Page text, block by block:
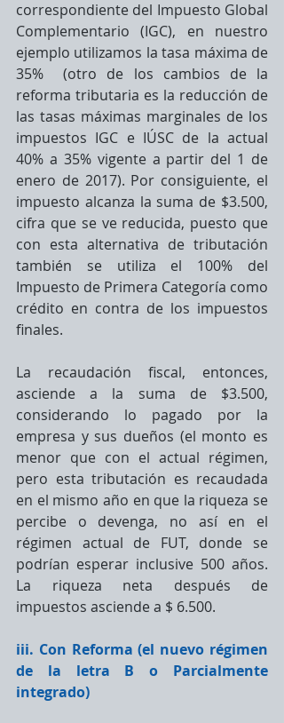
correspondiente del Impuesto Global
Complementario (IGC), en nuestro
ejemplo utilizamos la tasa máxima de
35%  (otro de los cambios de la
reforma tributaria es la reducción de
las tasas máximas marginales de los
impuestos IGC e IÚSC de la actual
40% a 35% vigente a partir del 1 de
enero de 2017). Por consiguiente, el
impuesto alcanza la suma de $3.500,
cifra que se ve reducida, puesto que
con esta alternativa de tributación
también se utiliza el 100% del
Impuesto de Primera Categoría como
crédito en contra de los impuestos
finales.
La recaudación fiscal, entonces,
asciende a la suma de $3.500,
considerando lo pagado por la
empresa y sus dueños (el monto es
menor que con el actual régimen,
pero esta tributación es recaudada
en el mismo año en que la riqueza se
percibe o devenga, no así en el
régimen actual de FUT, donde se
podrían esperar inclusive 500 años.
La riqueza neta después de
impuestos asciende a $ 6.500.
iii. Con Reforma (el nuevo régimen
de la letra B o Parcialmente
integrado)